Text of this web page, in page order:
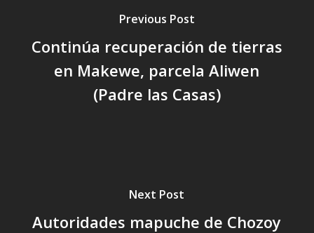
Previous Post
Continúa recuperación de tierras
en Makewe, parcela Aliwen
(Padre las Casas)
Next Post
Autoridades mapuche de Chozoy